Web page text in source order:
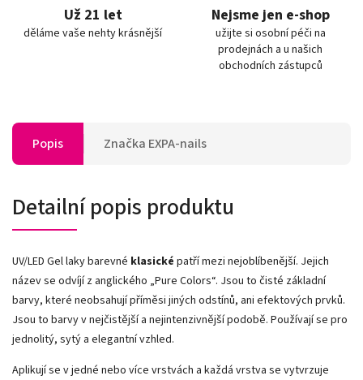
Už 21 let
děláme vaše nehty krásnější
Nejsme jen e-shop
užijte si osobní péči na
prodejnách a u našich
obchodních zástupců
Popis Značka EXPA-nails
Detailní popis produktu
UV/LED Gel laky barevné klasické patří mezi nejoblíbenější. Jejich
název se odvíjí z anglického „Pure Colors“. Jsou to čisté základní
barvy, které neobsahují příměsi jiných odstínů, ani efektových prvků.
Jsou to barvy v nejčistější a nejintenzivnější podobě. Používají se pro
jednolitý, sytý a elegantní vzhled.
Aplikují se v jedné nebo více vrstvách a každá vrstva se vytvrzuje